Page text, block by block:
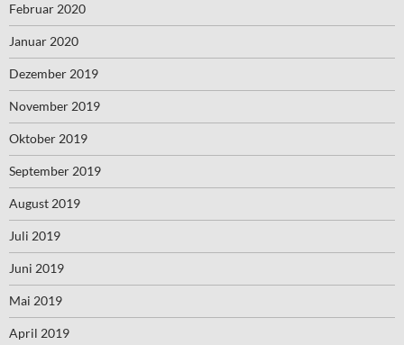
Februar 2020
Januar 2020
Dezember 2019
November 2019
Oktober 2019
September 2019
August 2019
Juli 2019
Juni 2019
Mai 2019
April 2019